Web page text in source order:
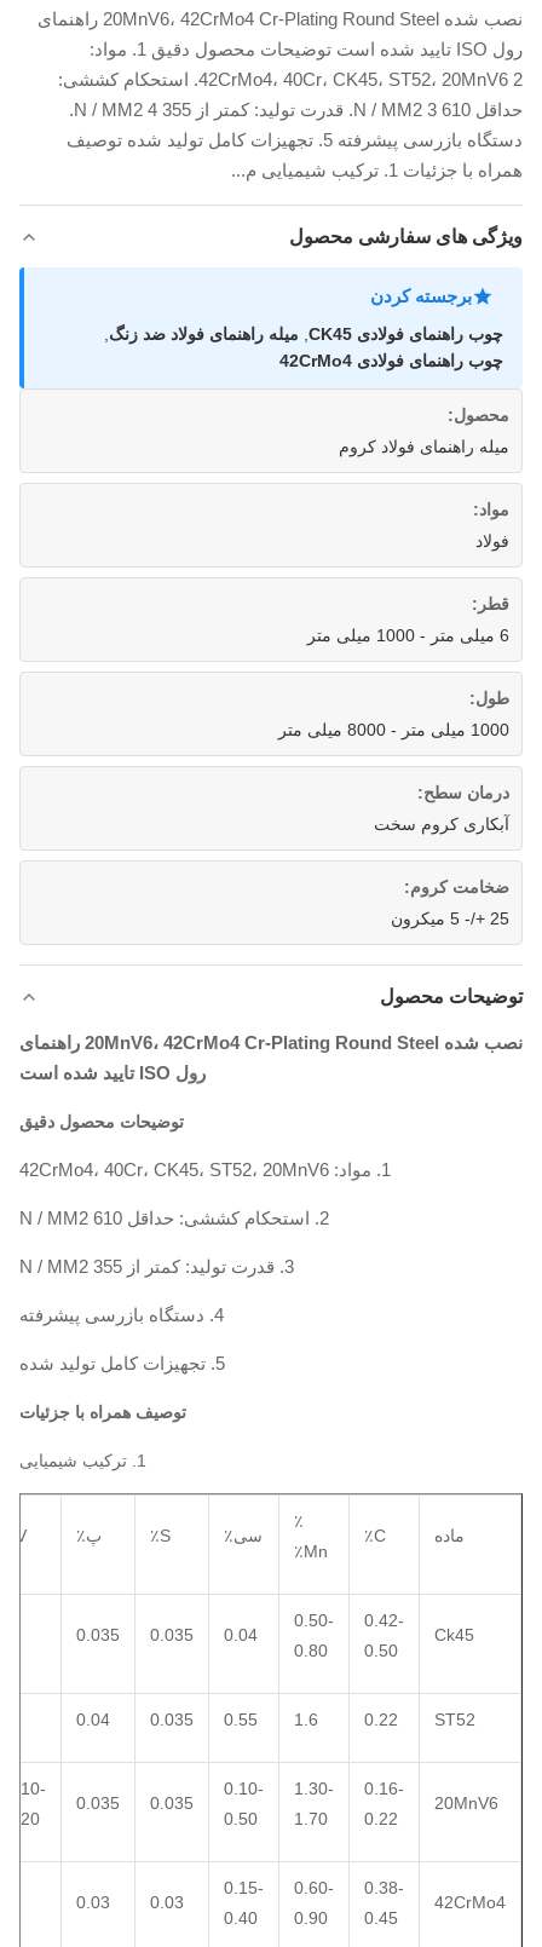
نصب شده 20MnV6، 42CrMo4 Cr-Plating Round Steel راهنمای
رول ISO تایید شده است توضیحات محصول دقیق 1. مواد:
42CrMo4، 40Cr، CK45، ST52، 20MnV6 2. استحکام کششی:
حداقل 610 N / MM2 3. قدرت تولید: کمتر از 355 N / MM2 4.
دستگاه بازرسی پیشرفته 5. تجهیزات کامل تولید شده توصیف
همراه با جزئیات 1. ترکیب شیمیایی م...
ویژگی های سفارشی محصول
برجسته کردن
چوب راهنمای فولادی CK45 , میله راهنمای فولاد ضد زنگ,
چوب راهنمای فولادی 42CrMo4
محصول:
میله راهنمای فولاد کروم
مواد:
فولاد
قطر:
6 میلی متر - 1000 میلی متر
طول:
1000 میلی متر - 8000 میلی متر
درمان سطح:
آبکاری کروم سخت
ضخامت کروم:
25 +/- 5 میکرون
توضیحات محصول
نصب شده 20MnV6، 42CrMo4 Cr-Plating Round Steel راهنمای
رول ISO تایید شده است
توضیحات محصول دقیق
1. مواد: 42CrMo4، 40Cr، CK45، ST52، 20MnV6
2. استحکام کششی: حداقل 610 N / MM2
3. قدرت تولید: کمتر از 355 N / MM2
4. دستگاه بازرسی پیشرفته
5. تجهیزات کامل تولید شده
توصیف همراه با جزئیات
1. ترکیب شیمیایی
ماده C٪
٪
Mn٪
سی٪ S٪ پ٪ V٪
Ck45
0.42-
0.50
0.50-
0.80
0.04
0.035
0.035
ST52
0.22
1.6
0.55
0.035
0.04
20MnV6
0.16-
0.22
1.30-
1.70
0.10-
0.50
0.035
0.035
0.10-
0.20
42CrMo4
0.38-
0.45
0.60-
0.90
0.15-
0.40
0.03
0.03